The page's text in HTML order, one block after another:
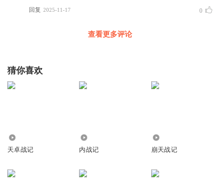
回复 2025-11-17 0
查看更多评论
猜你喜欢
天卓战记 内战记 崩天战记